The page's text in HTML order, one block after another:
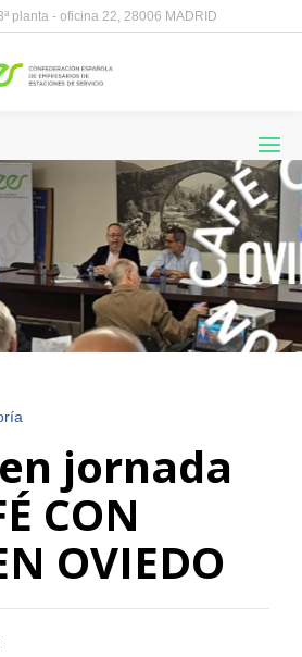
planta - oficina 22, 28006 MADRID
jornada
CON
OVIEDO